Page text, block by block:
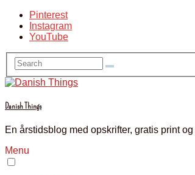
Pinterest
Instagram
YouTube
Danish Things
En årstidsblog med opskrifter, gratis print
Menu